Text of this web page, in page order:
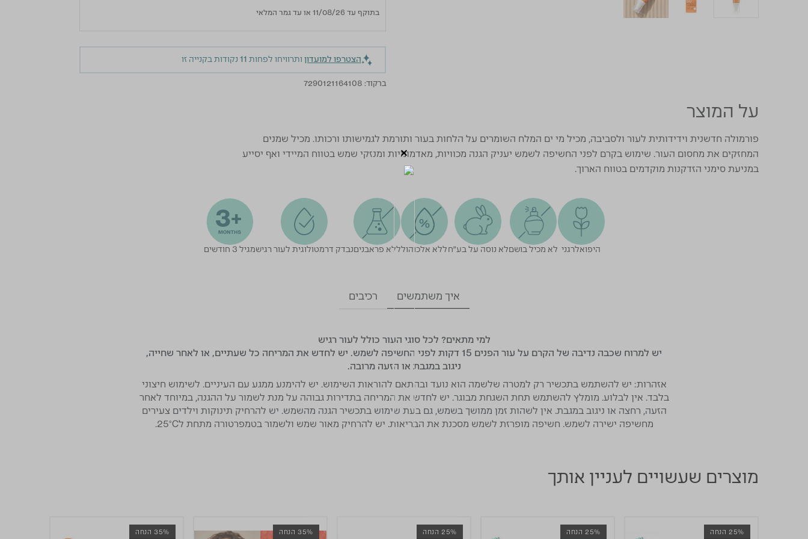
בתוקף עד 11/08/26 או עד גמר המלאי
הצטרפו למועדון ותרוויחו לפחות 11 נקודות בקנייה זו
ברקוד: 7290121164108
על המוצר
פורמולה חדשנית וידידותית לעור ולסביבה, מכיל מי ים המלח השומרים על הלחות בעור ותורמת לגמישותו ורכותו. מכיל שמנים
המחזקים את מחסום העור. שימוש בקרם לפני החשיפה לשמש יעניק הגנה מכוויות, מאדמומיות ומנזקי שמש בטווח המיידי ואף יסייע
במניעת סימני הזדקנות מוקדמים בטווח הארוך.
היפואלרגני לא מכיל בושםלא נוסה על בע"ח ללא אלכוהולללא פראבניםנבדק דרמטולוגית לעור רגישמגיל 3 חודשים
איך משתמשים רכיבים
למי מתאים? לכל סוגי העור כולל לעור רגיש
יש למרוח שכבה נדיבה של הקרם על עור הפנים 15 דקות לפני החשיפה לשמש. יש לחדש את המריחה כל שעתיים, או לאחר שחייה,
ניגוב במגבת או הזעה מרובה.
אזהרות: יש להשתמש בתכשיר רק למטרה שלשמה הוא נועד ובהתאם להוראות השימוש. יש להימנע ממגע עם העיניים. לשימוש חיצוני
בלבד. אין לבלוע. מומלץ להשתמש תחת השגחת מבוגר. יש לחדש את המריחה בתדירות גבוהה על מנת לשמור על ההגנה, במיוחד לאחר
הזעה, רחצה או ניגוב במגבת. אין לשהות זמן ממושך בשמש, גם בעת שימוש בתכשיר הגנה מהשמש. יש להרחיק תינוקות וילדים צעירים
מחשיפה ישירה לשמש. חשיפה מופרזת לשמש מסכנת את הבריאות. יש להרחיק מאור שמש ולשמור בטמפרטורה מתחת ל25°C.
מוצרים שעשויים לעניין אותך
25% הנחה 25% הנחה 25% הנחה 35% הנחה 35% הנחה